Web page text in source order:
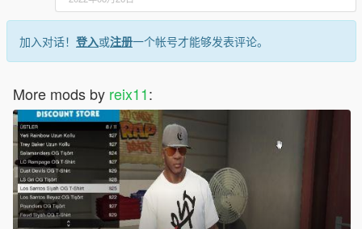
加入对话！ 登入或注册一个帐号才能够发表评论。
More mods by reix11: